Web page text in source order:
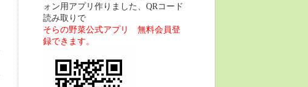
ォン用アプリ作りました、QRコード
読み取りで
そらの野菜公式アプリ 無料会員登
録できます。